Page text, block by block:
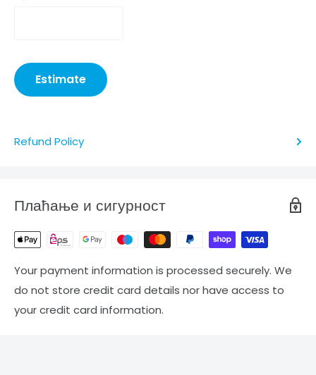
Estimate
Refund Policy
Плаћање и сигурност
Your payment information is processed securely. We
do not store credit card details nor have access to
your credit card information.